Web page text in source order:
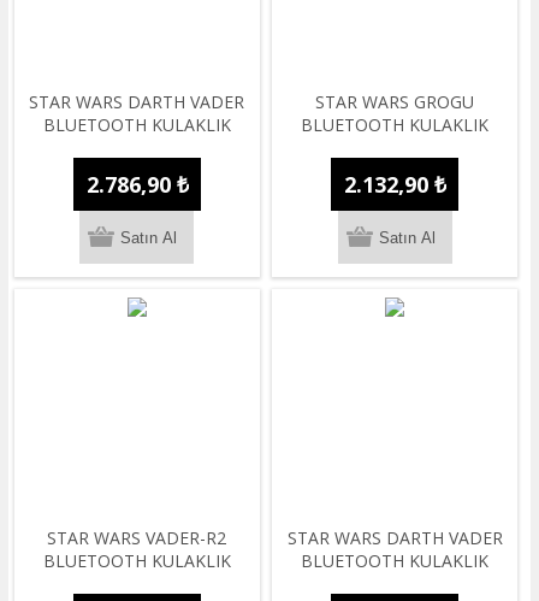
STAR WARS DARTH VADER
BLUETOOTH KULAKLIK
2.786,90 ₺
STAR WARS GROGU
BLUETOOTH KULAKLIK
2.132,90 ₺
STAR WARS VADER-R2
BLUETOOTH KULAKLIK
STAR WARS DARTH VADER
BLUETOOTH KULAKLIK